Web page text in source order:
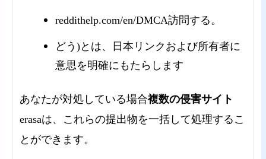
reddithelp.com/en/DMCA訪問する。
どう)とは、日本リンクおよび所有者に
意思を明確にもたらします
あなたが対処している場合複数の侵害サイト
erasaは、これらの提出物を一括して処理するこ
とができます。